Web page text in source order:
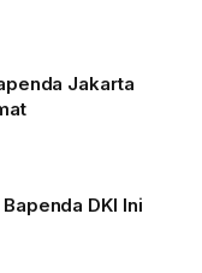
Jakarta
DKI Ini